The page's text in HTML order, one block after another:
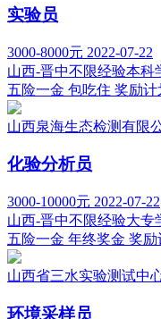
实验员
3000-8000元 2022-07-22
山西-晋中不限经验本科
五险一金 包吃住 奖励计
山西泉海生态检测有限
化验分析员
3000-10000元 2022-07-22
山西-晋中不限经验大专
五险一金 年终奖金 奖励
山西省三水实验测试中
环境采样员